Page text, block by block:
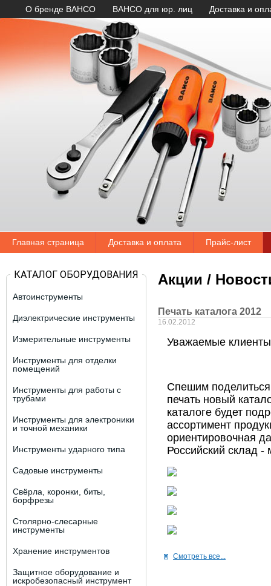
О бренде BAHCO BAHCO для юр. лиц Доставка и
Главная страница Доставка и оплата Прайс-лист
КАТАЛОГ ОБОРУДОВАНИЯ
Автоинструменты
Диэлектрические инструменты
Измерительные инструменты
Инструменты для отделки
помещений
Инструменты для работы с
трубами
Инструменты для электроники
и точной механики
Инструменты ударного типа
Садовые инструменты
Свёрла, коронки, биты,
борфрезы
Столярно-слесарные
инструменты
Хранение инструментов
Защитное оборудование и
искробезопасный инструмент
Акции /
Печать каталога 2012
16.02.2012
Уважаемые
Спешим
печать новый
каталоге будет
ассортимент
ориентировочная
Российский склад -
Смотреть все...